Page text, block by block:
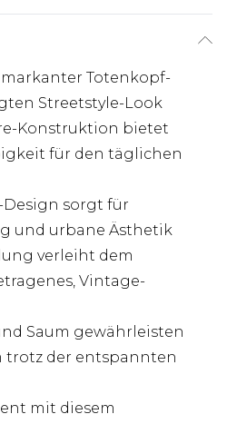
Totenkopf-
Streetstyle-Look
Konstruktion bietet
für den täglichen
Design sorgt für
und urbane Ästhetik
verleiht dem
Vintage-
Saum gewährleisten
trotz der entspannten
mit diesem